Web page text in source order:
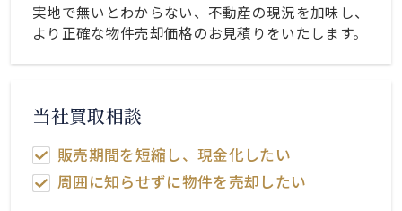
実地で無いとわからない、不動産の現況を加味し、
より正確な物件売却価格のお見積りをいたします。
当社買取相談
販売期間を短縮し、現金化したい
周囲に知らせずに物件を売却したい